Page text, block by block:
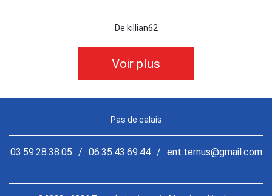
De Ornella
Voir plus
Pas de calais
03.59.28.38.05 / 06.35.43.69.44 / ent.ternus@gmail.com